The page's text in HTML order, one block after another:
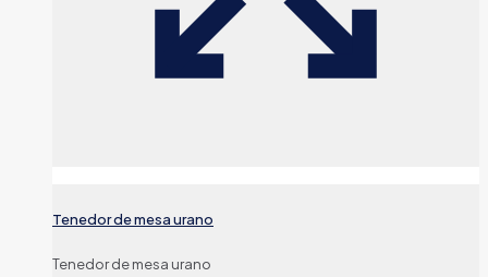
Tenedor de mesa urano
Tenedor de mesa urano